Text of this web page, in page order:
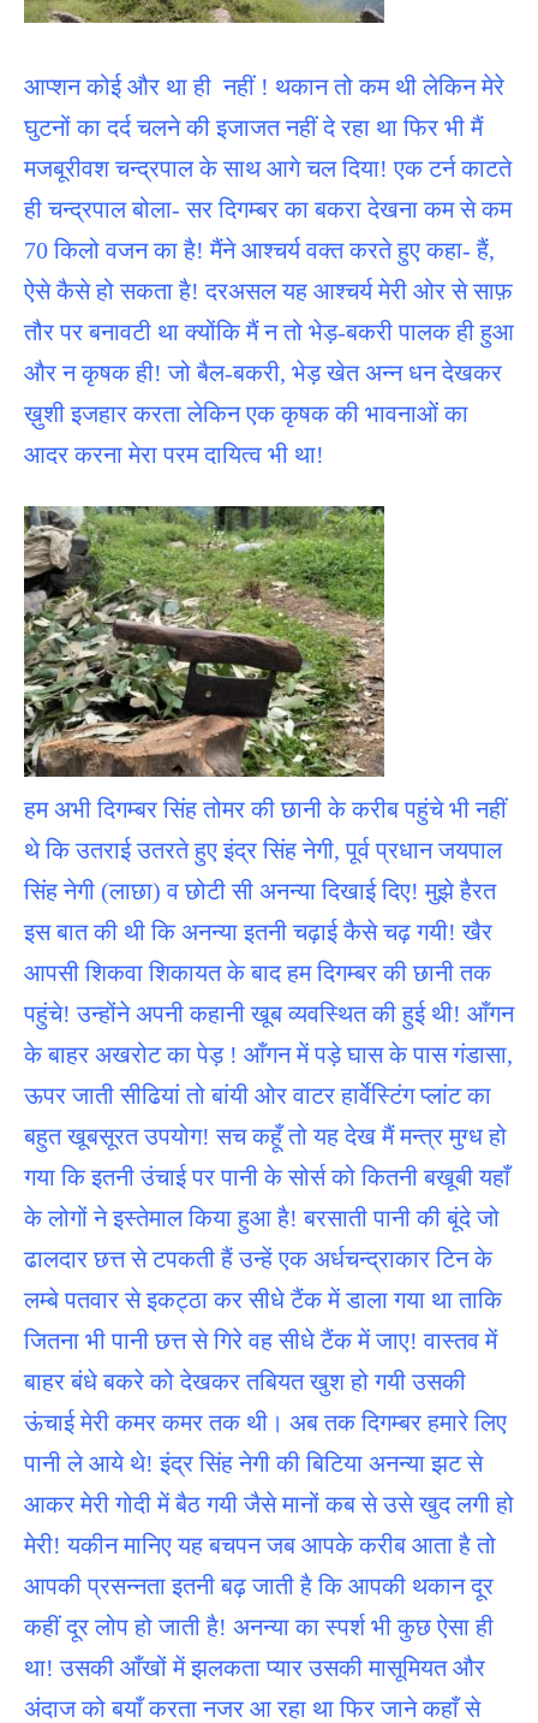
आप्शन कोई और था ही नहीं ! थकान तो कम थी लेकिन मेरे
घुटनों का दर्द चलने की इजाजत नहीं दे रहा था फिर भी मैं
मजबूरीवश चन्द्रपाल के साथ आगे चल दिया! एक टर्न काटते
ही चन्द्रपाल बोला- सर दिगम्बर का बकरा देखना कम से कम
70 किलो वजन का है! मैंने आश्चर्य वक्त करते हुए कहा- हैं,
ऐसे कैसे हो सकता है! दरअसल यह आश्चर्य मेरी ओर से साफ़
तौर पर बनावटी था क्योंकि मैं न तो भेड़-बकरी पालक ही हुआ
और न कृषक ही! जो बैल-बकरी, भेड़ खेत अन्न धन देखकर
ख़ुशी इजहार करता लेकिन एक कृषक की भावनाओं का
आदर करना मेरा परम दायित्व भी था!
हम अभी दिगम्बर सिंह तोमर की छानी के करीब पहुंचे भी नहीं
थे कि उतराई उतरते हुए इंद्र सिंह नेगी, पूर्व प्रधान जयपाल
सिंह नेगी (लाछा) व छोटी सी अनन्या दिखाई दिए! मुझे हैरत
इस बात की थी कि अनन्या इतनी चढ़ाई कैसे चढ़ गयी! खैर
आपसी शिकवा शिकायत के बाद हम दिगम्बर की छानी तक
पहुंचे! उन्होंने अपनी कहानी खूब व्यवस्थित की हुई थी! आँगन
के बाहर अखरोट का पेड़ ! आँगन में पड़े घास के पास गंडासा,
ऊपर जाती सीढियां तो बांयी ओर वाटर हार्वेस्टिंग प्लांट का
बहुत खूबसूरत उपयोग! सच कहूँ तो यह देख मैं मन्त्र मुग्ध हो
गया कि इतनी उंचाई पर पानी के सोर्स को कितनी बखूबी यहाँ
के लोगों ने इस्तेमाल किया हुआ है! बरसाती पानी की बूंदे जो
ढालदार छत्त से टपकती हैं उन्हें एक अर्धचन्द्राकार टिन के
लम्बे पतवार से इकट्ठा कर सीधे टैंक में डाला गया था ताकि
जितना भी पानी छत्त से गिरे वह सीधे टैंक में जाए! वास्तव में
बाहर बंधे बकरे को देखकर तबियत खुश हो गयी उसकी
ऊंचाई मेरी कमर कमर तक थी। अब तक दिगम्बर हमारे लिए
पानी ले आये थे! इंद्र सिंह नेगी की बिटिया अनन्या झट से
आकर मेरी गोदी में बैठ गयी जैसे मानों कब से उसे खुद लगी हो
मेरी! यकीन मानिए यह बचपन जब आपके करीब आता है तो
आपकी प्रसन्नता इतनी बढ़ जाती है कि आपकी थकान दूर
कहीं दूर लोप हो जाती है! अनन्या का स्पर्श भी कुछ ऐसा ही
था! उसकी आँखों में झलकता प्यार उसकी मासूमियत और
अंदाज को बयाँ करता नजर आ रहा था फिर जाने कहाँ से